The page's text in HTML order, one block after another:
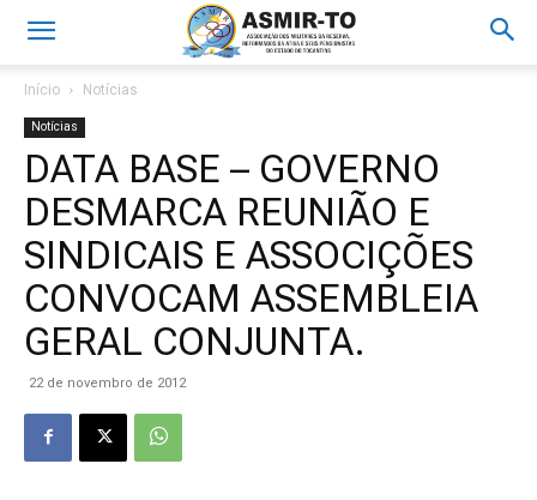
Início Notícias
Notícias
DATA BASE – GOVERNO
DESMARCA REUNIÃO E
SINDICAIS E ASSOCIÇÕES
CONVOCAM ASSEMBLEIA
GERAL CONJUNTA.
22 de novembro de 2012